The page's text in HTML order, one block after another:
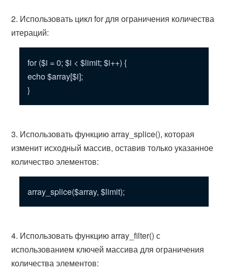
2. Использовать цикл for для ограничения количества
итераций:
for ($i = 0; $i < $limit; $i++) {
echo $array[$i];
}
3. Использовать функцию array_splice(), которая
изменит исходный массив, оставив только указанное
количество элементов:
array_splice($array, $limit);
4. Использовать функцию array_filter() с
использованием ключей массива для ограничения
количества элементов: